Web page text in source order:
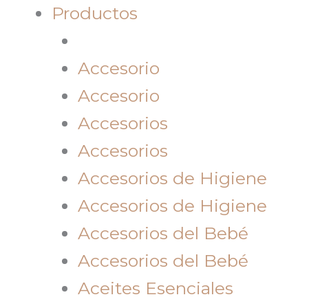
Productos
Accesorio
Accesorio
Accesorios
Accesorios
Accesorios de Higiene
Accesorios de Higiene
Accesorios del Bebé
Accesorios del Bebé
Aceites Esenciales